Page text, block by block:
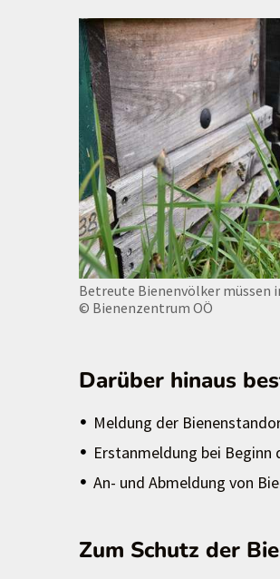
Betreute Bienenvölker müssen
© Bienenzentrum OÖ
Darüber hinaus
Meldung der
Erstanmeldung bei Beginn
An- und Abmeldung von
Zum Schutz der